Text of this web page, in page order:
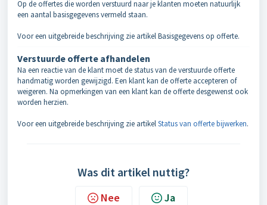
Op de offertes die worden verstuurd naar je klanten moeten natuurlijk
een aantal basisgegevens vermeld staan.
Voor een uitgebreide beschrijving zie artikelBasisgegevens op offerte.
Verstuurde offerte afhandelen
Na een reactie van de klant moet de status van de verstuurde offerte
handmatig worden gewijzigd. Een klant kan de offerte accepteren of
weigeren. Na opmerkingen van een klant kan de offerte desgewenst ook
worden herzien.
Voor een uitgebreide beschrijving zie artikelStatus van offerte bijwerken.
Was dit artikel nuttig?
Nee Ja